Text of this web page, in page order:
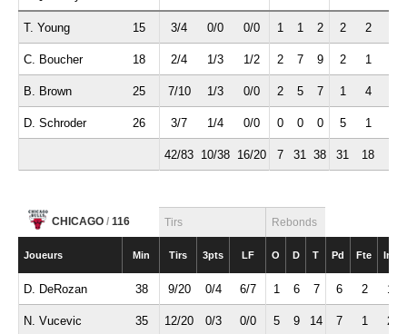
T. Young 15 3/4 0/0 0/0 1 1 2 2 2
C. Boucher 18 2/4 1/3 1/2 2 7 9 2 1
B. Brown 25 7/10 1/3 0/0 2 5 7 1 4
D. Schroder 26 3/7 1/4 0/0 0 0 0 5 1
42/83 10/38 16/20 7 31 38 31 18
CHICAGO / 116 Tirs Rebonds
Joueurs Min Tirs 3pts LF O D T Pd Fte Int
D. DeRozan 38 9/20 0/4 6/7 1 6 7 6 2 1
N. Vucevic 35 12/20 0/3 0/0 5 9 14 7 1 2